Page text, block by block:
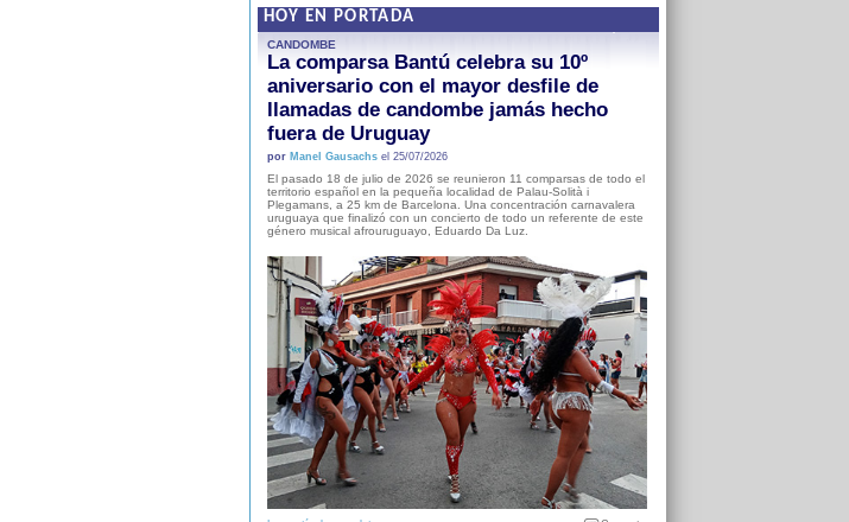
HOY EN PORTADA
CANDOMBE
La comparsa Bantú celebra su 10º
aniversario con el mayor desfile de
llamadas de candombe jamás hecho
fuera de Uruguay
por Manel Gausachsel 25/07/2026
El pasado 18 de julio de 2026 se reunieron 11 comparsas de todo el
territorio español en la pequeña localidad de Palau-Solità i
Plegamans, a 25 km de Barcelona. Una concentración carnavalera
uruguaya que finalizó con un concierto de todo un referente de este
género musical afrouruguayo, Eduardo Da Luz.